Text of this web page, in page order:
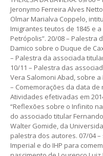
Jeronymo Ferreira Alves
Olmar Marialva Coppelo,
Imigrantes teutos de 1845 e
Petrópolis”. 20/08 – Palestra
Damico sobre o Duque de
– Palestra da associada
10/11 – Palestra das
Vera Salomoni Abad, sobre
– Comemorações da data de
Atividades efetivadas em
“Reflexões sobre o Infinito
do associado titular
Walter Gomide, da
palestra dos autores. 07/04
Imperial e do IHP para